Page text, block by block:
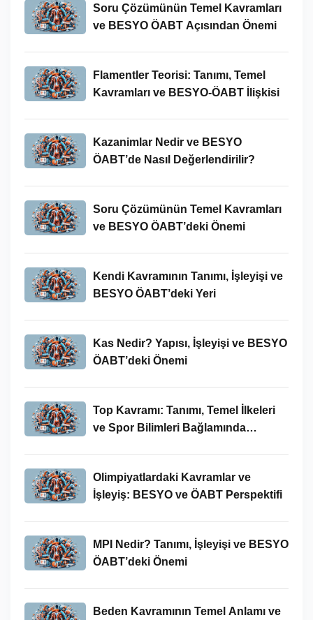
Soru Çözümünün Temel Kavramları
ve BESYO ÖABT Açısından Önemi
Flamentler Teorisi: Tanımı, Temel
Kavramları ve BESYO-ÖABT İlişkisi
Kazanimlar Nedir ve BESYO
ÖABT’de Nasıl Değerlendirilir?
Soru Çözümünün Temel Kavramları
ve BESYO ÖABT’deki Önemi
Kendi Kavramının Tanımı, İşleyişi ve
BESYO ÖABT’deki Yeri
Kas Nedir? Yapısı, İşleyişi ve BESYO
ÖABT’deki Önemi
Top Kavramı: Tanımı, Temel İlkeleri
ve Spor Bilimleri Bağlamında
Olimpiyatlardaki Kavramlar ve
İşleyiş: BESYO ve ÖABT Perspektifi
MPI Nedir? Tanımı, İşleyişi ve BESYO
ÖABT’deki Önemi
Beden Kavramının Temel Anlamı ve